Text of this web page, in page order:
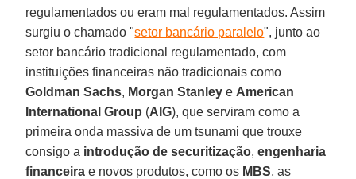
regulamentados ou eram mal regulamentados. Assim
surgiu o chamado "setor bancário paralelo", junto ao
setor bancário tradicional regulamentado, com
instituições financeiras não tradicionais como
Goldman Sachs, Morgan Stanley e American
International Group (AIG), que serviram como a
primeira onda massiva de um tsunami que trouxe
consigo a introdução de securitização,engenharia
financeira e novos produtos, como os MBS, as